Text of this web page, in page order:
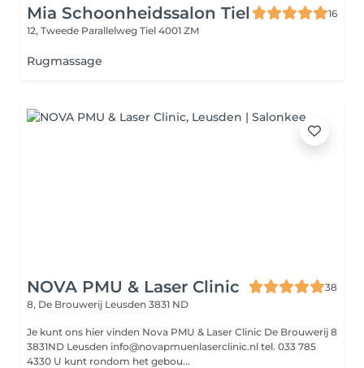
Mia Schoonheidssalon Tiel
16
12, Tweede Parallelweg Tiel 4001 ZM
Rugmassage
NOVA PMU & Laser Clinic
38
8, De Brouwerij Leusden 3831 ND
Je kunt ons hier vinden Nova PMU & Laser Clinic De Brouwerij 8
3831ND Leusden info@novapmuenlaserclinic.nl tel. 033 785
4330 U kunt rondom het gebou...